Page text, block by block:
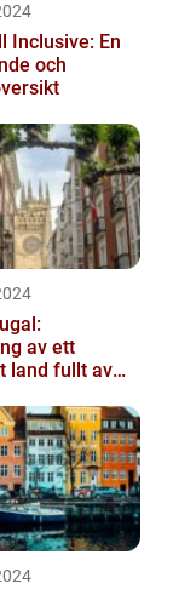
Inclusive: En
och
av ett
land fullt av